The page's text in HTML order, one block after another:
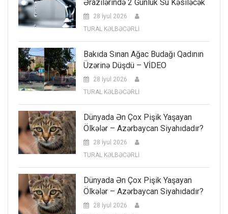
Ərazilərində 2 Günlük Su Kəsiləcək
28 İyul 2026
TURAL KƏLBƏCƏRLİ
Bakıda Sınan Ağac Budağı Qadının
Üzərinə Düşdü – VİDEO
28 İyul 2026
TURAL KƏLBƏCƏRLİ
Dünyada Ən Çox Pişik Yaşayan
Ölkələr – Azərbaycan Siyahıdadır?
28 İyul 2026
TURAL KƏLBƏCƏRLİ
Dünyada Ən Çox Pişik Yaşayan
Ölkələr – Azərbaycan Siyahıdadır?
28 İyul 2026